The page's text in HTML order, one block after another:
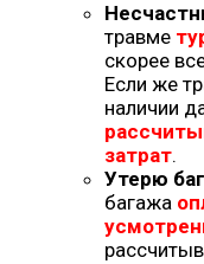
травме
скорее
Если же
наличии
затрат.
Утерю
багажа